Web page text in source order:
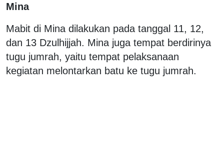
Mina
Mabit di Mina dilakukan pada tanggal 11, 12,
dan 13 Dzulhijjah. Mina juga tempat berdirinya
tugu jumrah, yaitu tempat pelaksanaan
kegiatan melontarkan batu ke tugu jumrah.